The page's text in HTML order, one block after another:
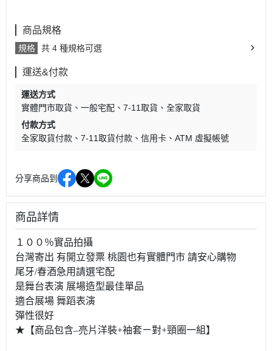
商品規格
規格 共 4 種規格可選
運送&付款
運送方式
實體門市取貨
一般宅配 7-11取貨
全家取貨
付款方式
全家取貨付款
7-11取貨付款 信用卡 ATM 虛擬帳號
分享商品到
商品詳情
１００％實品拍攝
台灣寄出 有開立發票 桃園也有實體門市 請安心購物
尾牙/春酒急用請選宅配
是舞台表演 展場造型最佳單品
適合展場 舞蹈表演
彈性很好
★【商品包含–亮片洋裝+袖套ㄧ對+頸圈一組】